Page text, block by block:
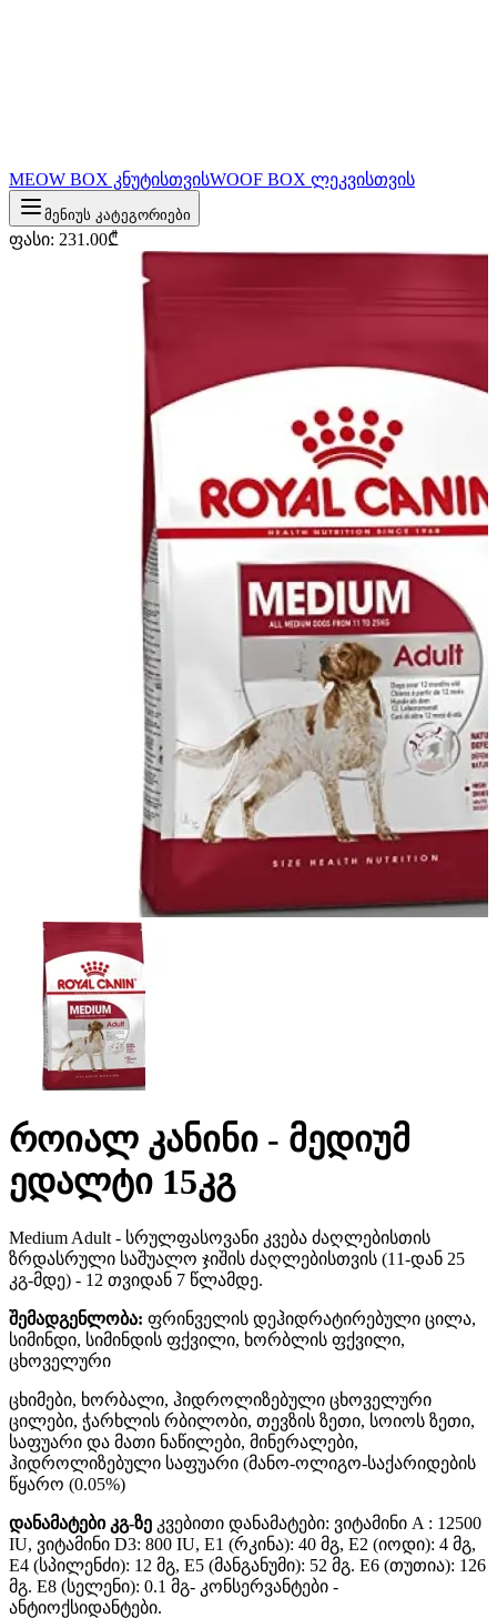
MEOW BOX კნუტისთვისWOOF BOX ლეკვისთვის
მენიუს კატეგორიები
ფასი: 231.00₾
როიალ კანინი - მედიუმ
ედალტი 15კგ
Medium Adult - სრულფასოვანი კვება ძაღლებისთის
ზრდასრული საშუალო ჯიშის ძაღლებისთვის (11-დან 25
კგ-მდე) - 12 თვიდან 7 წლამდე.
შემადგენლობა: ფრინველის დეჰიდრატირებული ცილა,
სიმინდი, სიმინდის ფქვილი, ხორბლის ფქვილი,
ცხოველური
ცხიმები, ხორბალი, ჰიდროლიზებული ცხოველური
ცილები, ჭარხლის რბილობი, თევზის ზეთი, სოიოს ზეთი,
საფუარი და მათი ნაწილები, მინერალები,
ჰიდროლიზებული საფუარი (მანო-ოლიგო-საქარიდების
წყარო (0.05%)
დანამატები კგ-ზე კვებითი დანამატები: ვიტამინი A : 12500
IU, ვიტამინი D3: 800 IU, E1 (რკინა): 40 მგ, E2 (იოდი): 4 მგ,
E4 (სპილენძი): 12 მგ, E5 (მანგანუმი): 52 მგ. E6 (თუთია): 126
მგ. E8 (სელენი): 0.1 მგ- კონსერვანტები -
ანტიოქსიდანტები.